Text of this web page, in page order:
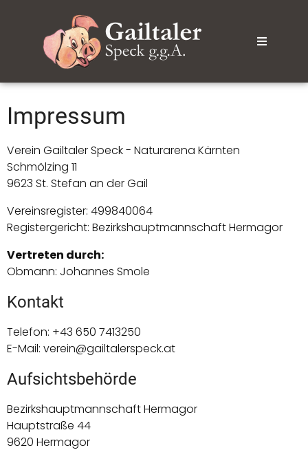
Impressum
Verein Gailtaler Speck - Naturarena Kärnten
Schmölzing 11
9623 St. Stefan an der Gail
Vereinsregister: 499840064
Registergericht: Bezirkshauptmannschaft Hermagor
Vertreten durch:
Obmann: Johannes Smole
Kontakt
Telefon: +43 650 7413250
E-Mail: verein@gailtalerspeck.at
Aufsichtsbehörde
Bezirkshauptmannschaft Hermagor
Hauptstraße 44
9620 Hermagor